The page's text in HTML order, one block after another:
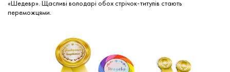
«Шедевр». Щасливі володарі обох стрічок-титулів стають
переможцями.